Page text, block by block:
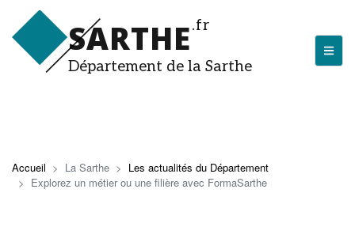
au
contenu
principal
SARTHE.fr
Département de la Sarthe
J'arrive en Sarthe
Accueil La Sarthe
Les actualités du Département
Explorez un métier ou une filière avec FormaSarthe